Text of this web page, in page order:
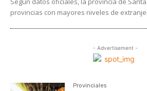
provincias con mayores niveles de
- Advertisement -
Provinciales